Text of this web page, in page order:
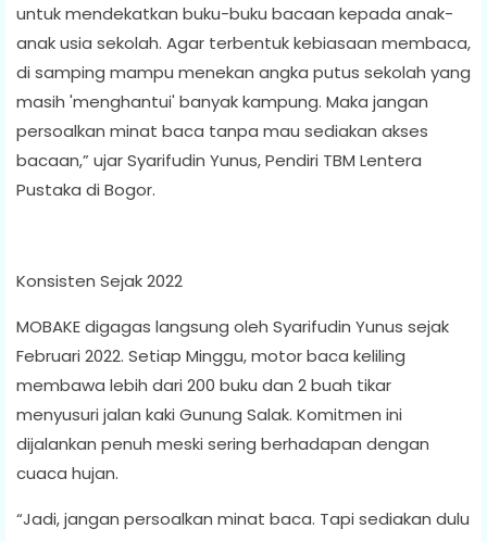
untuk mendekatkan buku-buku bacaan kepada anak-
anak usia sekolah. Agar terbentuk kebiasaan membaca,
di samping mampu menekan angka putus sekolah yang
masih 'menghantui' banyak kampung. Maka jangan
persoalkan minat baca tanpa mau sediakan akses
bacaan,” ujar Syarifudin Yunus, Pendiri TBM Lentera
Pustaka di Bogor.
Konsisten Sejak 2022
MOBAKE digagas langsung oleh Syarifudin Yunus sejak
Februari 2022. Setiap Minggu, motor baca keliling
membawa lebih dari 200 buku dan 2 buah tikar
menyusuri jalan kaki Gunung Salak. Komitmen ini
dijalankan penuh meski sering berhadapan dengan
cuaca hujan.
“Jadi, jangan persoalkan minat baca. Tapi sediakan dulu